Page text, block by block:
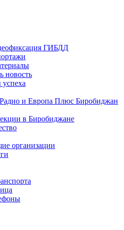
ГИБДД
новость
Радио и Европа Плюс Биробиджан
в Биробиджане
организации